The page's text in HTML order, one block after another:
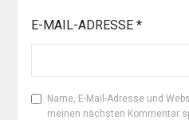
E-MAIL-ADRESSE *
Name, E-Mail-Adresse und
meinen nächsten Kommentar